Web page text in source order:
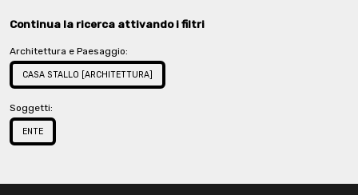
Continua la ricerca attivando i filtri
Architettura e Paesaggio:
CASA STALLO [ARCHITETTURA]
Soggetti:
ENTE